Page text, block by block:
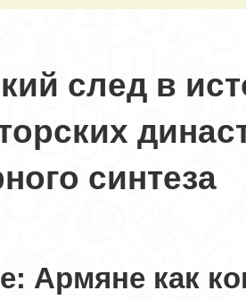
след в
синтеза
Армяне как